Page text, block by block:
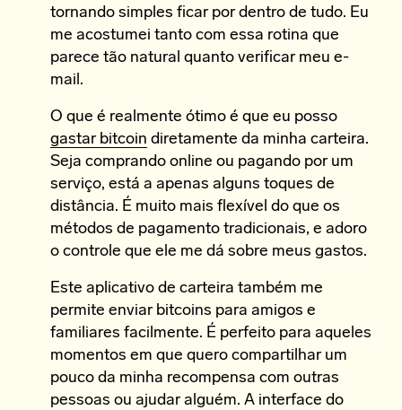
tornando simples ficar por dentro de tudo. Eu
me acostumei tanto com essa rotina que
parece tão natural quanto verificar meu e-
mail.
O que é realmente ótimo é que eu posso
gastar bitcoin diretamente da minha carteira.
Seja comprando online ou pagando por um
serviço, está a apenas alguns toques de
distância. É muito mais flexível do que os
métodos de pagamento tradicionais, e adoro
o controle que ele me dá sobre meus gastos.
Este aplicativo de carteira também me
permite enviar bitcoins para amigos e
familiares facilmente. É perfeito para aqueles
momentos em que quero compartilhar um
pouco da minha recompensa com outras
pessoas ou ajudar alguém. A interface do